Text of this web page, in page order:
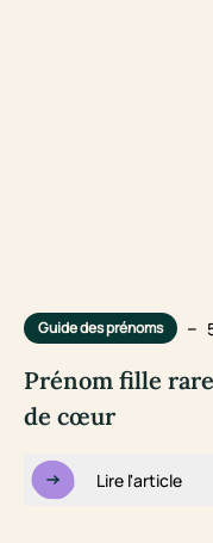
Guide des prénoms –
Prénom fille
de cœur
Lire l'article